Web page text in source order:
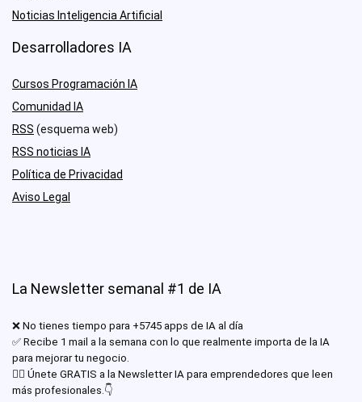
Noticias Inteligencia Artificial
Desarrolladores IA
Cursos Programación IA
Comunidad IA
RSS (esquema web)
RSS noticias IA
Política de Privacidad
Aviso Legal
La Newsletter semanal #1 de IA
❌ No tienes tiempo para +5745 apps de IA al día
✅ Recibe 1 mail a la semana con lo que realmente importa de la IA
para mejorar tu negocio.
✊🏾 Únete GRATIS a la Newsletter IA para emprendedores que leen
más profesionales.👇